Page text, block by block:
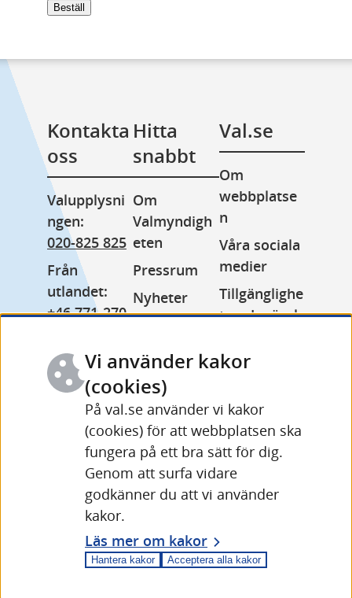
Beställ
Kontakta
oss
Valupplysni
ngen:
020-825 825
Från
utlandet:
+46 771-270
Växel:
010-575 70
kontaktuppg
ifter och
öppettider
Hitta
snabbt
Om
Valmyndigh
eten
Pressrum
Nyheter
Minoritetss
pråk
Other
languages
Val.se
Om
webbplatse
n
Våra sociala
medier
Tillgänglighe
tsredogörels
Kakor
Behandling
av
personuppgi
fter
Vi använder kakor
(cookies)
På val.se använder vi kakor
(cookies) för att webbplatsen ska
fungera på ett bra sätt för dig.
Genom att surfa vidare
godkänner du att vi använder
kakor.
Läs mer om kakor
Hantera kakor Acceptera alla kakor